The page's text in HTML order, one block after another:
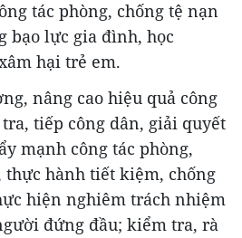
tác phòng, chống tệ nạn
bạo lực gia đình, học
hại trẻ em.
nâng cao hiệu quả công
tiếp công dân, giải quyết
mạnh công tác phòng,
thực hành tiết kiệm, chống
hiện nghiêm trách nhiệm
đứng đầu; kiểm tra, rà